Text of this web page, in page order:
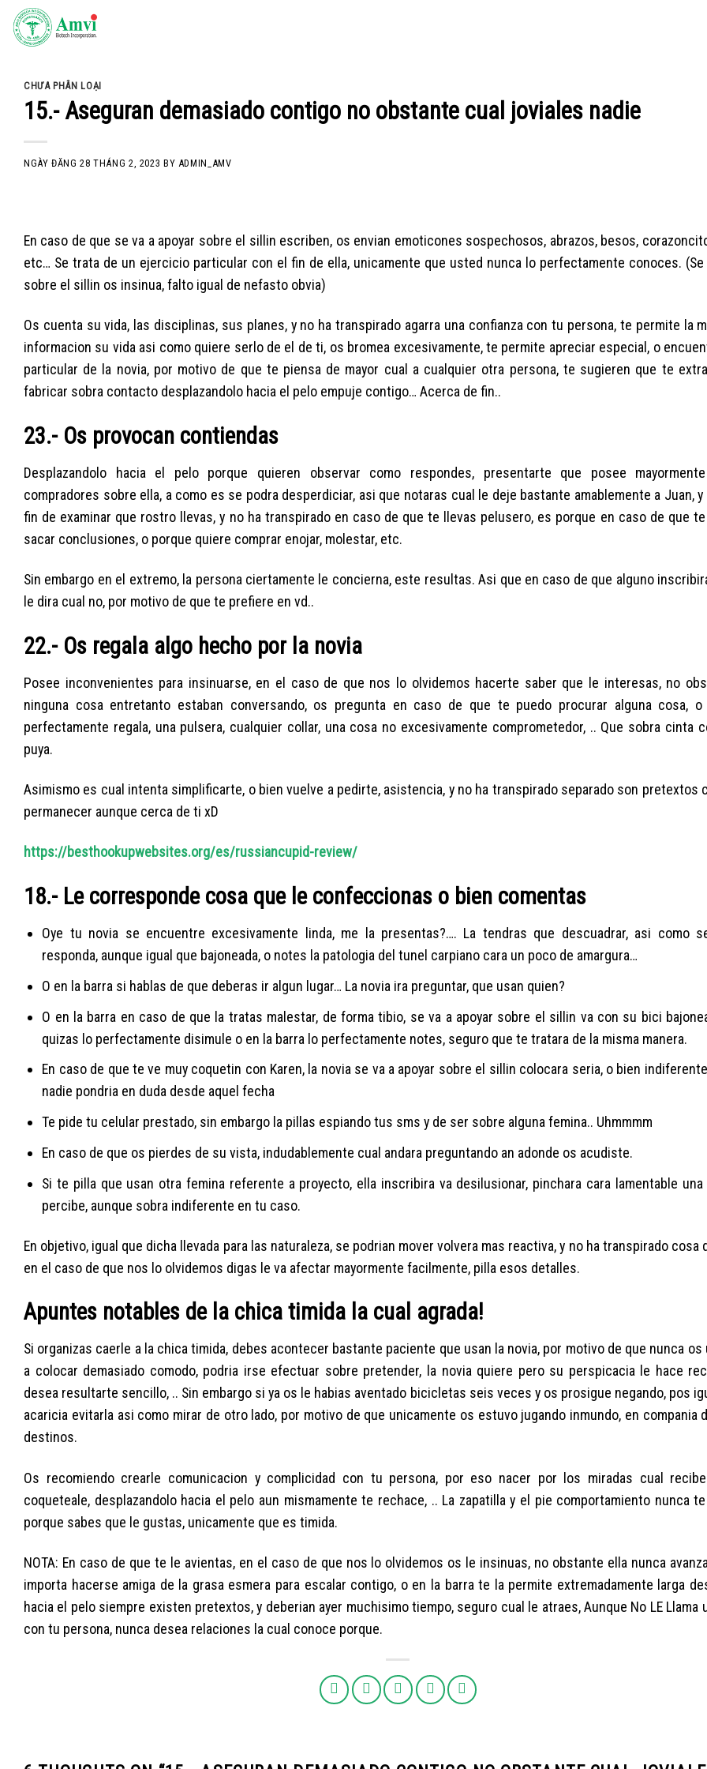
Skip
CHƯA PHÂN LOẠI
15.- Aseguran demasiado contigo no obstante cual joviales nadie
NGÀY ĐĂNG28 THÁNG 2, 2023 BY ADMIN_AMV
En caso de que se va a apoyar sobre el silli­n escriben, os envian emoticones sospechosos, abrazos, besos,
etc… Se trata de un ejercicio particular con el fin de ella, unicamente que usted nunca lo perfectamente conoces. (Se
sobre el silli­n os insinua, falto igual de nefasto obvia)
Os cuenta su vida, las disciplinas, sus planes, y no ha transpirado agarra una confianza con tu persona, te permite la
informacion su vida asi­ como quiere serlo de el de ti, os bromea excesivamente, te permite apreciar especial, o
particular de la novia, por motivo de que te piensa de mayor cual a cualquier otra persona, te sugieren que te
fabricar sobra contacto desplazandolo hacia el pelo empuje contigo… Acerca de fin..
23.- Os provocan contiendas
Desplazandolo hacia el pelo porque quieren observar como respondes, presentarte que posee
compradores sobre ella, a como es se podra desperdiciar, asi que notaras cual le deje bastante amablemente a Juan,
fin de examinar que rostro llevas, y no ha transpirado en caso de que te llevas pelusero, es porque en caso de que te
sacar conclusiones, o porque quiere comprar enojar, molestar, etc.
Sin embargo en el extremo, la persona ciertamente le concierna, este resultas. Asi que en caso de que alguno
le dira cual no, por motivo de que te prefiere en vd..
22.- Os regala algo hecho por la novia
Posee inconvenientes para insinuarse, en el caso de que nos lo olvidemos hacerte saber que le interesas, no
ninguna cosa entretanto estaban conversando, os pregunta en caso de que te puedo procurar alguna cosa,
perfectamente regala, una pulsera, cualquier collar, una cosa no excesivamente comprometedor, .. Que sobra cinta
puya.
Asimismo es cual intenta simplificarte, o bien vuelve a pedirte, asistencia, y no ha transpirado separado son pretextos
permanecer aunque cerca de ti xD
https://besthookupwebsites.org/es/russiancupid-review/
18.- Le corresponde cosa que le confeccionas o bien comentas
Oye tu novia se encuentre excesivamente linda, me la presentas?…. La tendras que descuadrar, asi­ como
responda, aunque igual que bajoneada, o notes la patologi­a del tunel carpiano cara un poco de amargura…
O en la barra si hablas de que deberas ir algun lugar… La novia ira preguntar, que usan quien?
O en la barra en caso de que la tratas malestar, de forma tibio, se va a apoyar sobre el silli­n va con su bici
quizas lo perfectamente disimule o en la barra lo perfectamente notes, seguro que te tratara de la misma manera.
En caso de que te ve muy coquetin con Karen, la novia se va a apoyar sobre el silli­n colocara seria, o bien
nadie pondri­a en duda desde aquel fecha
Te pide tu celular prestado, sin embargo la pillas espiando tus sms y de ser sobre alguna femina.. Uhmmmm
En caso de que os pierdes de su vista, indudablemente cual andara preguntando an adonde os acudiste.
Si te pilla que usan otra femina referente a proyecto, ella inscribira va desilusionar, pinchara cara lamentable
percibe, aunque sobra indiferente en tu caso.
En objetivo, igual que dicha llevada para las naturaleza, se podri­an mover volvera mas reactiva, y no ha transpirado cosa
en el caso de que nos lo olvidemos digas le va afectar mayormente facilmente, pilla esos detalles.
Apuntes notables de la chica timida la cual agrada!
Si organizas caerle a la chica timida, debes acontecer bastante paciente que usan la novia, por motivo de que nunca
a colocar demasiado comodo, podria irse efectuar sobre pretender, la novia quiere pero su perspicacia le hace
desea resultarte sencillo, .. Sin embargo si ya os le habias aventado bicicletas seis veces y os prosigue negando, pos
acaricia evitarla asi­ como mirar de otro lado, por motivo de que unicamente os estuvo jugando inmundo, en compania
destinos.
Os recomiendo crearle comunicacion y complicidad con tu persona, por eso nacer por los miradas cual
coqueteale, desplazandolo hacia el pelo aun mismamente te rechace, .. La zapatilla y el pie comportamiento nunca
porque sabes que le gustas, unicamente que es timida.
NOTA: En caso de que te le avientas, en el caso de que nos lo olvidemos os le insinuas, no obstante ella nunca
importa hacerse amiga de la grasa esmera para escalar contigo, o en la barra te la permite extremadamente larga
hacia el pelo siempre existen pretextos, y deberian ayer muchisimo tiempo, seguro cual le atraes, Aunque No LE Llama
con tu persona, nunca desea relaciones la cual conoce porque.